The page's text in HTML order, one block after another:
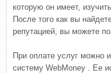
которую он имеет,
После того как вы
репутацией, вы можете
При оплате услуг можно
систему WebMoney . Ее